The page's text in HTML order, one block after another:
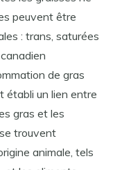
peuvent être
: trans, saturées
de gras
établi un lien entre
gras et les
trouvent
animale, tels